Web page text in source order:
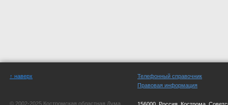
↑ наверх
© 2002-2025 Костромская областная Дума
Телефонный справочник
Правовая информация